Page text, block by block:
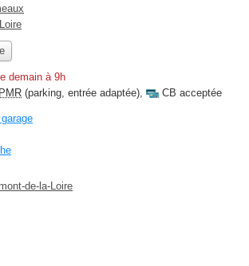
demain à 9h
PMR (parking, entrée adaptée), CB acceptée
de-la-Loire